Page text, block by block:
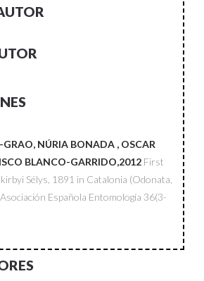
GRAO, NÚRIA BONADA , OSCAR
BLANCO-GARRIDO,2012 First
Sélys, 1891 in Catalonia (Odonata,
Española Entomología 36(3-